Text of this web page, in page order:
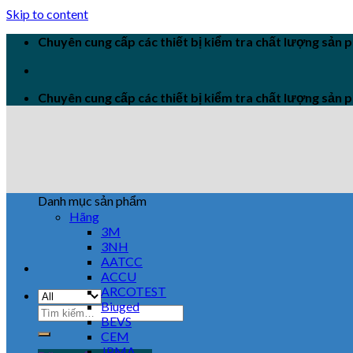
Skip to content
Chuyên cung cấp các thiết bị kiểm tra chất lượng sản
Chuyên cung cấp các thiết bị kiểm tra chất lượng sản
Danh mục sản phẩm
Hãng
3M
3NH
AATCC
ACCU
ARCOTEST
Biuged
BEVS
CEM